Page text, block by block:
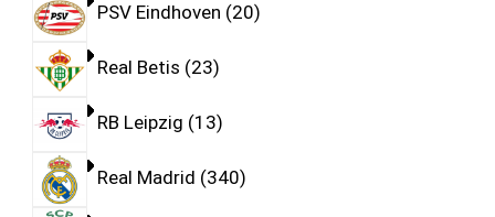
PSV Eindhoven 20
Real Betis 23
RB Leipzig 13
Real Madrid 340